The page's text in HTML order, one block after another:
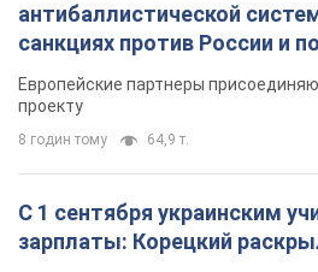
антибаллистической
санкциях против России и
Видео
Европейские партнеры
проекту
8 годин тому 64,9 т.
С 1 сентября украинским
зарплаты: Корецкий